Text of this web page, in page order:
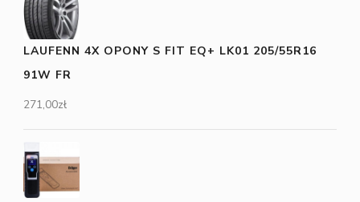
LAUFENN 4X OPONY S FIT EQ+ LK01 205/55R16
91W FR
271,00zł